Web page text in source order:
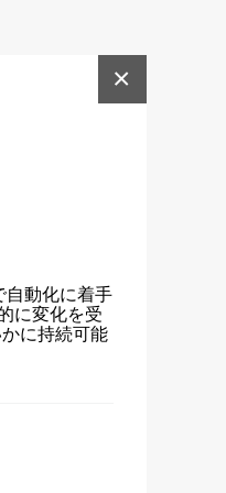
×
自動化に着手
に変化を受
に持続可能